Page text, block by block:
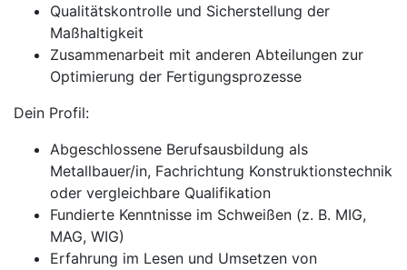
Qualitätskontrolle und Sicherstellung der
Maßhaltigkeit
Zusammenarbeit mit anderen Abteilungen zur
Optimierung der Fertigungsprozesse
Dein Profil:
Abgeschlossene Berufsausbildung als
Metallbauer/in, Fachrichtung Konstruktionstechnik
oder vergleichbare Qualifikation
Fundierte Kenntnisse im Schweißen (z. B. MIG,
MAG, WIG)
Erfahrung im Lesen und Umsetzen von